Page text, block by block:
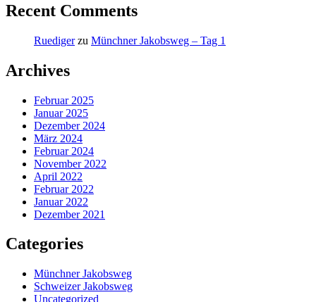
Recent Comments
Ruedigerzu Münchner Jakobsweg – Tag 1
Archives
Februar 2025
Januar 2025
Dezember 2024
März 2024
Februar 2024
November 2022
April 2022
Februar 2022
Januar 2022
Dezember 2021
Categories
Münchner Jakobsweg
Schweizer Jakobsweg
Uncategorized